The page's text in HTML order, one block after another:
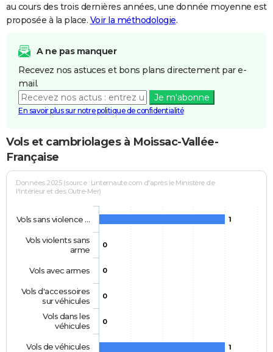
au cours des trois dernières années, une donnée moyenne est
proposée à la place. Voir la méthodologie.
A ne pas manquer
Recevez nos astuces et bons plans directement par e-
mail.
Je m'abonne
En savoir plus sur notre politique de confidentialité
Vols et cambriolages à Moissac-Vallée-
Française
Données 2025 (source : Linternaute.com d'après le Ministère de
l'Intérieur et des Outre-Mer)
1
0
0
0
0
1
Vols sans violence …
Vols violents sans
arme
Vols avec armes
Vols d'accessoires
sur véhicules
Vols dans les
véhicules
Vols de véhicules